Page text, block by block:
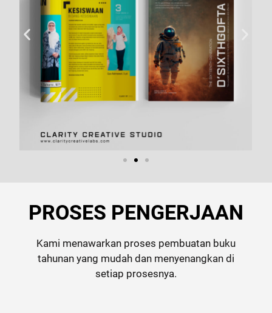
PROSES PENGERJAAN
Kami menawarkan proses pembuatan buku
tahunan yang mudah dan menyenangkan di
setiap prosesnya.